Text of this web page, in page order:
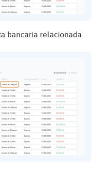
bancaria relacionada